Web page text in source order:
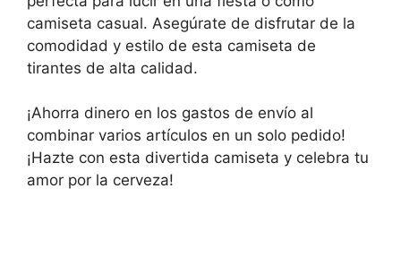
camiseta casual. Asegúrate de disfrutar de la
comodidad y estilo de esta camiseta de
tirantes de alta calidad.
¡Ahorra dinero en los gastos de envío al
combinar varios artículos en un solo pedido!
¡Hazte con esta divertida camiseta y celebra tu
amor por la cerveza!